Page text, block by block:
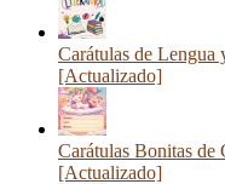
Carátulas de
[Actualizado]
Carátulas Bonitas de
[Actualizado]